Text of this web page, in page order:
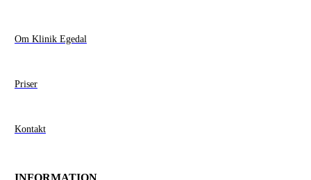
Om Klinik Egedal
Priser
Kontakt
INFORMATION